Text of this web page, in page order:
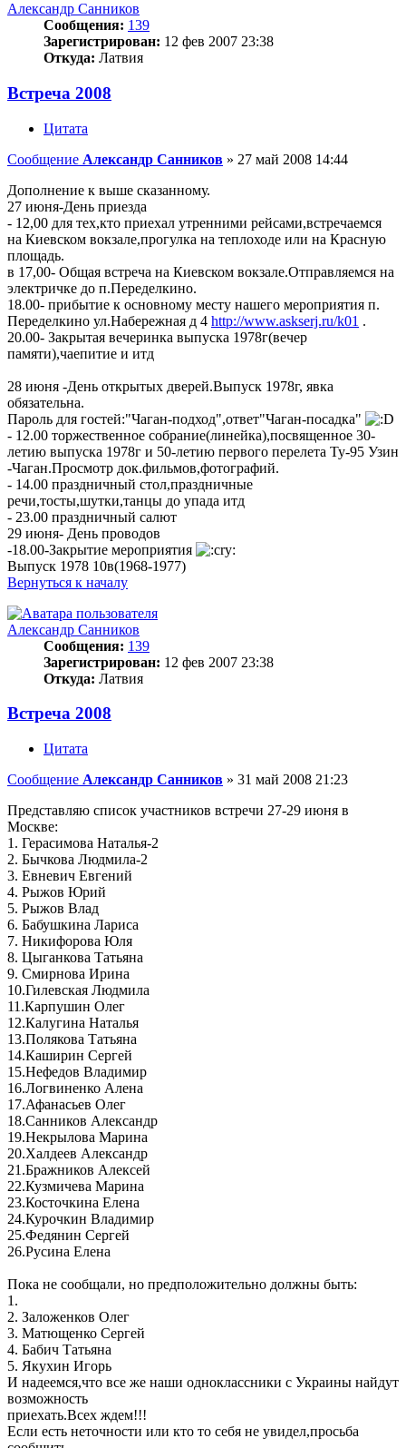
Александр Санников
Сообщения: 139
Зарегистрирован: 12 фев 2007 23:38
Откуда: Латвия
Встреча 2008
Цитата
Сообщение Александр Санников » 27 май 2008 14:44
Дополнение к выше сказанному.
27 июня-День приезда
- 12,00 для тех,кто приехал утренними рейсами,встречаемся
на Киевском вокзале,прогулка на теплоходе или на Красную
площадь.
в 17,00- Общая встреча на Киевском вокзале.Отправляемся на
электричке до п.Переделкино.
18.00- прибытие к основному месту нашего мероприятия п.
Переделкино ул.Набережная д 4 http://www.askserj.ru/k01 .
20.00- Закрытая вечеринка выпуска 1978г(вечер
памяти),чаепитие и итд
28 июня -День открытых дверей.Выпуск 1978г, явка
обязательна.
Пароль для гостей:"Чаган-подход",ответ"Чаган-посадка"
- 12.00 торжественное собрание(линейка),посвященное 30-
летию выпуска 1978г и 50-летию первого перелета Ту-95 Узин
-Чаган.Просмотр док.фильмов,фотографий.
- 14.00 праздничный стол,праздничные
речи,тосты,шутки,танцы до упада итд
- 23.00 праздничный салют
29 июня- День проводов
-18.00-Закрытие мероприятия
Выпуск 1978 10в(1968-1977)
Вернуться к началу
Александр Санников
Сообщения: 139
Зарегистрирован: 12 фев 2007 23:38
Откуда: Латвия
Встреча 2008
Цитата
Сообщение Александр Санников » 31 май 2008 21:23
Представляю список участников встречи 27-29 июня в
Москве:
1. Герасимова Наталья-2
2. Бычкова Людмила-2
3. Евневич Евгений
4. Рыжов Юрий
5. Рыжов Влад
6. Бабушкина Лариса
7. Никифорова Юля
8. Цыганкова Татьяна
9. Смирнова Ирина
10.Гилевская Людмила
11.Карпушин Олег
12.Калугина Наталья
13.Полякова Татьяна
14.Каширин Сергей
15.Нефедов Владимир
16.Логвиненко Алена
17.Афанасьев Олег
18.Санников Александр
19.Некрылова Марина
20.Халдеев Александр
21.Бражников Алексей
22.Кузмичева Марина
23.Косточкина Елена
24.Курочкин Владимир
25.Федянин Сергей
26.Русина Елена
Пока не сообщали, но предположительно должны быть:
1.
2. Заложенков Олег
3. Матющенко Сергей
4. Бабич Татьяна
5. Якухин Игорь
И надеемся,что все же наши одноклассники с Украины найдут
возможность
приехать.Всех ждем!!!
Если есть неточности или кто то себя не увидел,просьба